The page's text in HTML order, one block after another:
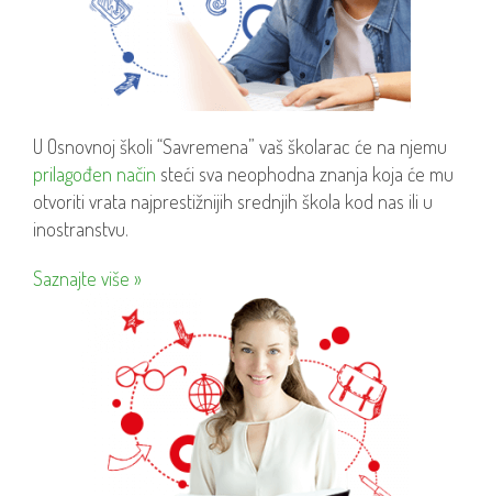
U Osnovnoj školi “Savremena” vaš školarac će na njemu
prilagođen način steći sva neophodna znanja koja će mu
otvoriti vrata najprestižnijih srednjih škola kod nas ili u
inostranstvu.
Saznajte više »